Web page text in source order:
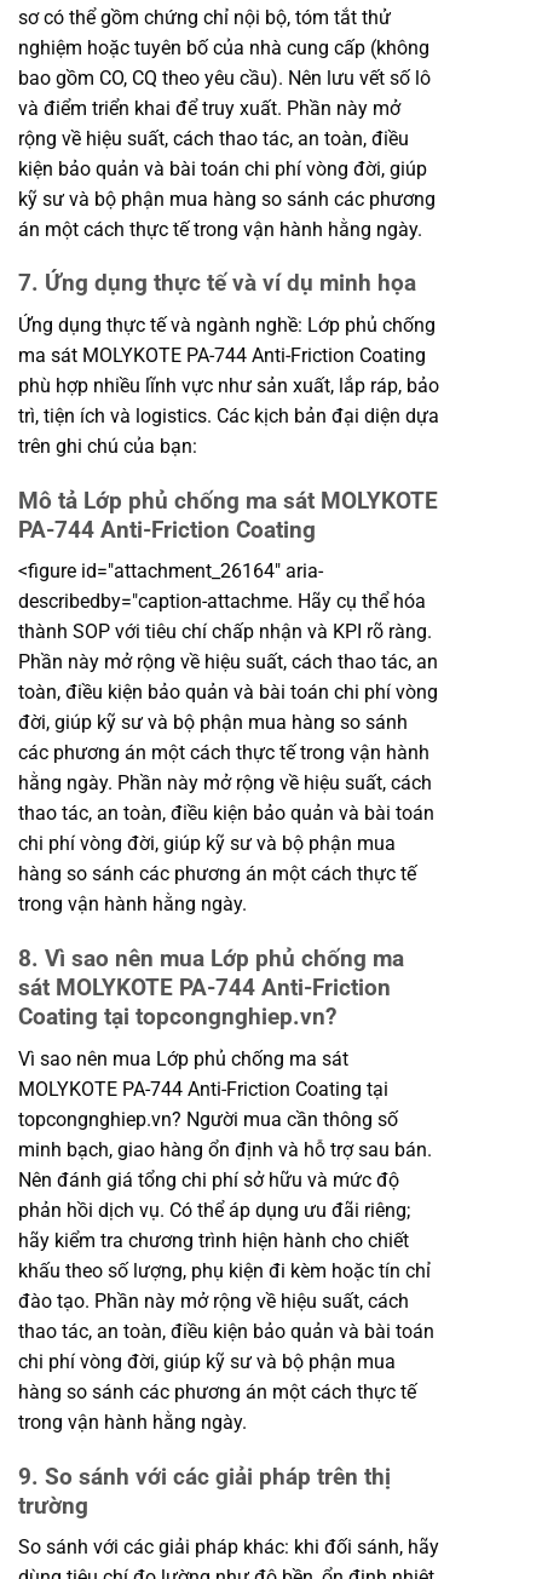
sơ có thể gồm chứng chỉ nội bộ, tóm tắt thử
nghiệm hoặc tuyên bố của nhà cung cấp (không
bao gồm CO, CQ theo yêu cầu). Nên lưu vết số lô
và điểm triển khai để truy xuất. Phần này mở
rộng về hiệu suất, cách thao tác, an toàn, điều
kiện bảo quản và bài toán chi phí vòng đời, giúp
kỹ sư và bộ phận mua hàng so sánh các phương
án một cách thực tế trong vận hành hằng ngày.
7. Ứng dụng thực tế và ví dụ minh họa
Ứng dụng thực tế và ngành nghề: Lớp phủ chống
ma sát MOLYKOTE PA-744 Anti-Friction Coating
phù hợp nhiều lĩnh vực như sản xuất, lắp ráp, bảo
trì, tiện ích và logistics. Các kịch bản đại diện dựa
trên ghi chú của bạn:
Mô tả Lớp phủ chống ma sát MOLYKOTE
PA-744 Anti-Friction Coating
<figure id="attachment_26164" aria-
describedby="caption-attachme. Hãy cụ thể hóa
thành SOP với tiêu chí chấp nhận và KPI rõ ràng.
Phần này mở rộng về hiệu suất, cách thao tác, an
toàn, điều kiện bảo quản và bài toán chi phí vòng
đời, giúp kỹ sư và bộ phận mua hàng so sánh
các phương án một cách thực tế trong vận hành
hằng ngày. Phần này mở rộng về hiệu suất, cách
thao tác, an toàn, điều kiện bảo quản và bài toán
chi phí vòng đời, giúp kỹ sư và bộ phận mua
hàng so sánh các phương án một cách thực tế
trong vận hành hằng ngày.
8. Vì sao nên mua Lớp phủ chống ma
sát MOLYKOTE PA-744 Anti-Friction
Coating tại topcongnghiep.vn?
Vì sao nên mua Lớp phủ chống ma sát
MOLYKOTE PA-744 Anti-Friction Coating tại
topcongnghiep.vn? Người mua cần thông số
minh bạch, giao hàng ổn định và hỗ trợ sau bán.
Nên đánh giá tổng chi phí sở hữu và mức độ
phản hồi dịch vụ. Có thể áp dụng ưu đãi riêng;
hãy kiểm tra chương trình hiện hành cho chiết
khấu theo số lượng, phụ kiện đi kèm hoặc tín chỉ
đào tạo. Phần này mở rộng về hiệu suất, cách
thao tác, an toàn, điều kiện bảo quản và bài toán
chi phí vòng đời, giúp kỹ sư và bộ phận mua
hàng so sánh các phương án một cách thực tế
trong vận hành hằng ngày.
9. So sánh với các giải pháp trên thị
trường
So sánh với các giải pháp khác: khi đối sánh, hãy